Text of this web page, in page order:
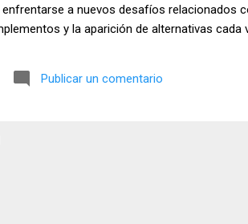
enfrentarse a nuevos desafíos relacionados
y la aparición de alternativas
ordenadores, dispositivos Android y
más buscados por los usuarios
meses. ¿Qué es Kodi y por qué sigue s...
Publicar un comentario